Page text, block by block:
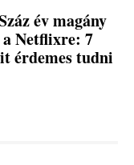
év magány
Netflixre: 7
érdemes tudni